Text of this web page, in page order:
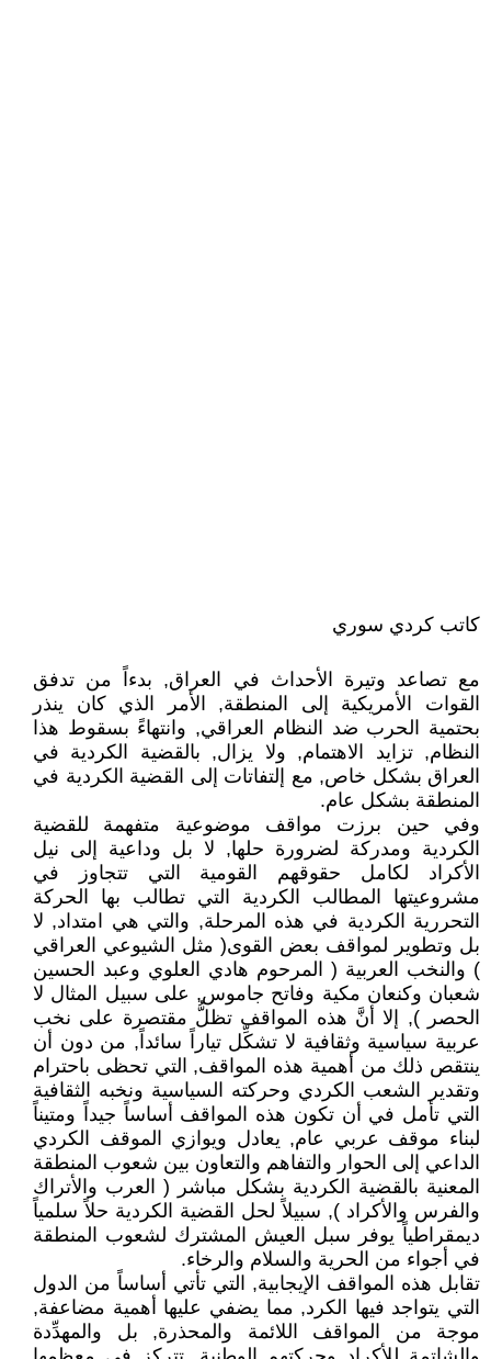
كاتب كردي سوري
مع تصاعد وتيرة الأحداث في العراق, بدءاً من تدفق
القوات الأمريكية إلى المنطقة, الأمر الذي كان ينذر
بحتمية الحرب ضد النظام العراقي, وانتهاءً بسقوط هذا
النظام, تزايد الاهتمام, ولا يزال, بالقضية الكردية في
العراق بشكل خاص, مع إلتفاتات إلى القضية الكردية في
المنطقة بشكل عام.
وفي حين برزت مواقف موضوعية متفهمة للقضية
الكردية ومدركة لضرورة حلها, لا بل وداعية إلى نيل
الأكراد لكامل حقوقهم القومية التي تتجاوز في
مشروعيتها المطالب الكردية التي تطالب بها الحركة
التحررية الكردية في هذه المرحلة, والتي هي امتداد, لا
بل وتطوير لمواقف بعض القوى( مثل الشيوعي العراقي
) والنخب العربية ( المرحوم هادي العلوي وعبد الحسين
شعبان وكنعان مكية وفاتح جاموس, على سبيل المثال لا
الحصر ), إلا أنَّ هذه المواقف تظلُّ مقتصرة على نخب
عربية سياسية وثقافية لا تشكِّل تياراً سائداً, من دون أن
ينتقص ذلك من أهمية هذه المواقف, التي تحظى باحترام
وتقدير الشعب الكردي وحركته السياسية ونخبه الثقافية
التي تأمل في أن تكون هذه المواقف أساساً جيداً ومتيناً
لبناء موقف عربي عام, يعادل ويوازي الموقف الكردي
الداعي إلى الحوار والتفاهم والتعاون بين شعوب المنطقة
المعنية بالقضية الكردية بشكل مباشر ( العرب والأتراك
والفرس والأكراد ), سبيلاً لحل القضية الكردية حلاً سلمياً
ديمقراطياً يوفر سبل العيش المشترك لشعوب المنطقة
في أجواء من الحرية والسلام والرخاء.
تقابل هذه المواقف الإيجابية, التي تأتي أساساً من الدول
التي يتواجد فيها الكرد, مما يضفي عليها أهمية مضاعفة,
موجة من المواقف اللائمة والمحذرة, بل والمهدِّدة